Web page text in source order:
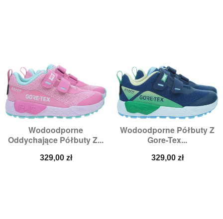
Wodoodporne
Oddychające Półbuty Z...
Cena
329,00 zł
Wodoodporne Półbuty Z
Gore-Tex...
Cena
329,00 zł